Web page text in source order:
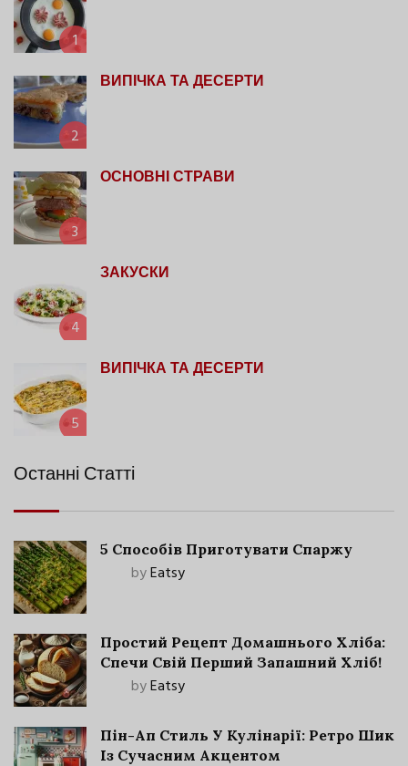
1
2
ВИПІЧКА ТА ДЕСЕРТИ
3
ОСНОВНІ СТРАВИ
4
ЗАКУСКИ
5
ВИПІЧКА ТА ДЕСЕРТИ
Останні Статті
5 Способів Приготувати Спаржу
byEatsy
Простий Рецепт Домашнього Хліба:
Спечи Свій Перший Запашний Хліб!
byEatsy
Пін-Ап Стиль У Кулінарії: Ретро Шик
Із Сучасним Акцентом